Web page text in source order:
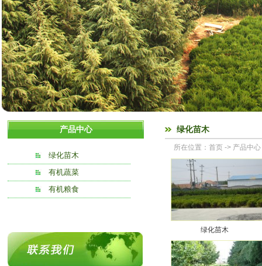
产品中心
绿化苗木
有机蔬菜
有机粮食
绿化苗木
所在位置： 首页 -> 产品中心
绿化苗木